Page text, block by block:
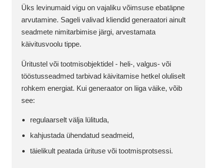
Üks levinumaid vigu on vajaliku võimsuse ebatäpne
arvutamine. Sageli valivad kliendid generaatori ainult
seadmete nimitarbimise järgi, arvestamata
käivitusvoolu tippe.
Üritustel või tootmisobjektidel - heli-, valgus- või
tööstusseadmed tarbivad käivitamise hetkel oluliselt
rohkem energiat. Kui generaator on liiga väike, võib
see:
regulaarselt välja lülituda,
kahjustada ühendatud seadmeid,
täielikult peatada ürituse või tootmisprotsessi.